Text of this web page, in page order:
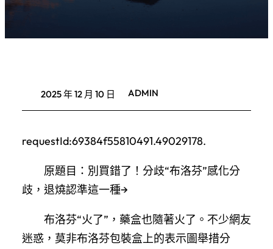
2025 年 12 月 10 日 ADMIN
requestId:69384f55810491.49029178.
原題目：別買錯了！分歧“布洛芬”感化分
歧，退燒認準這一種→
布洛芬“火了”，藥盒也隨著火了。不少網友
迷惑，莫非布洛芬包裝盒上的表示圖舉措分